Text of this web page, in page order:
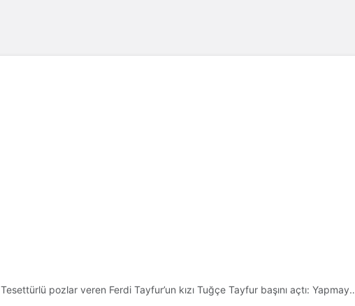
Tesettürlü pozlar veren Ferdi Tayfur’un kızı Tuğçe Tayfur başını açtı: Yapmaya